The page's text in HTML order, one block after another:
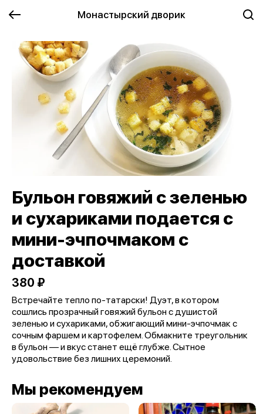
Монастырский дворик
Бульон говяжий с зеленью
и сухариками подается с
мини-эчпочмаком с
доставкой
380 ₽
Встречайте тепло по-татарски! Дуэт, в котором
сошлись прозрачный говяжий бульон с душистой
зеленью и сухариками, обжигающий мини-эчпочмак с
сочным фаршем и картофелем. Обмакните треугольник
в бульон — и вкус станет ещё глубже. Сытное
удовольствие без лишних церемоний.
Мы рекомендуем